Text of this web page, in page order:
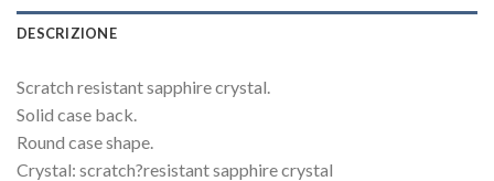
DESCRIZIONE
Scratch resistant sapphire crystal.
Solid case back.
Round case shape.
Crystal: scratch?resistant sapphire crystal